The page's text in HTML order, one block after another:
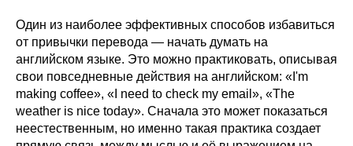
Один из наиболее эффективных способов избавиться
от привычки перевода — начать думать на
английском языке. Это можно практиковать, описывая
свои повседневные действия на английском: «I'm
making coffee», «I need to check my email», «The
weather is nice today». Сначала это может показаться
неестественным, но именно такая практика создает